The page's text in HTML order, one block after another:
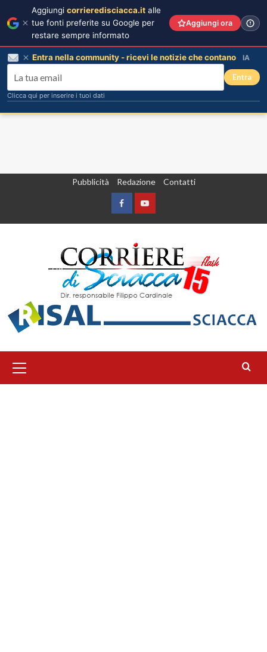
Pubblicità Redazione Contatti
FacebookYountube
principale
Aggiungi corrieredisciacca.it alle
tue fonti preferite su Google per
restare sempre informato
Aggiungi ora
Entra nella community - ricevi le notizie che contano IA
Entra
Clicca qui per inserire i tuoi dati